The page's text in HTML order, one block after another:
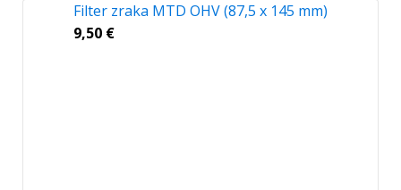
Filter zraka MTD OHV (87,5 x 145 mm)
9,50 €